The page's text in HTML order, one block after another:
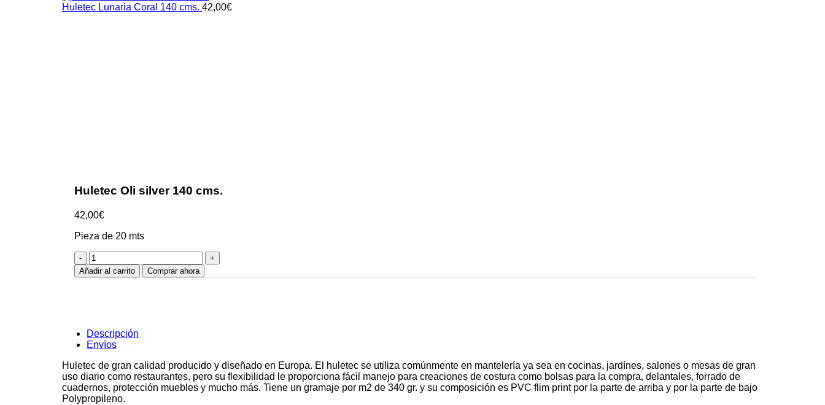
Huletec Lunaria Coral 140 cms. 42,00€
Huletec Oli silver 140 cms.
42,00€
Pieza de 20 mts
Huletec
Oli
silver
Añadir al carrito Comprar ahora
Descripción
Envíos
Huletec de gran calidad producido y diseñado en Europa. El huletec se utiliza comúnmente en mantelería ya sea en cocinas, jardínes, salones o mesas de gran
uso diario como restaurantes, pero su flexibilidad le proporciona fácil manejo para creaciones de costura como bolsas para la compra, delantales, forrado de
cuadernos, protección muebles y mucho más. Tiene un gramaje por m2 de 340 gr. y su composición es PVC flim print por la parte de arriba y por la parte de bajo
Polypropileno.